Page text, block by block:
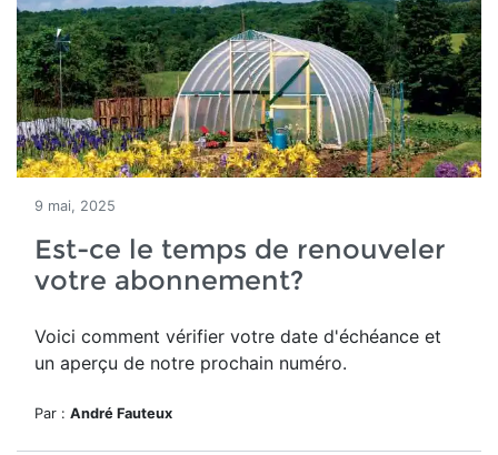
9 mai, 2025
Est-ce le temps de renouveler
votre abonnement?
Voici comment vérifier votre date d'échéance et
un aperçu de notre prochain numéro.
Par : André Fauteux